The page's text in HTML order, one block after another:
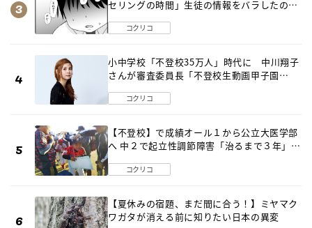
セリングの時間」生徒の情報をバラしたの
コクリコ
小中学校「不登校35万人」時代に 中川翔子
さんが審査委員長「不登校生動画甲子園
コクリコ
【不登校】で成績オール１から公立大医学部
へ 中２で起立性調節障害「治るまで３年」の
コクリコ
【夏休みの宿題、まだ間に合う！】ミヤマク
ワガタが消える前に知りたい日本の異変